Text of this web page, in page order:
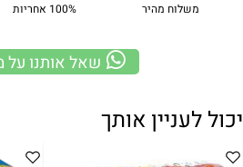
משלוח מהיר 100% אחריות
שאל אותנו על
יכול לעניין אותך